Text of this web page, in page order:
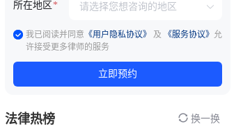
所在地区
我已阅读并同意 《用户隐私协议》 及 《服务协议》 允
许接受更多律师的服务
立即预约
法律热榜 换一换